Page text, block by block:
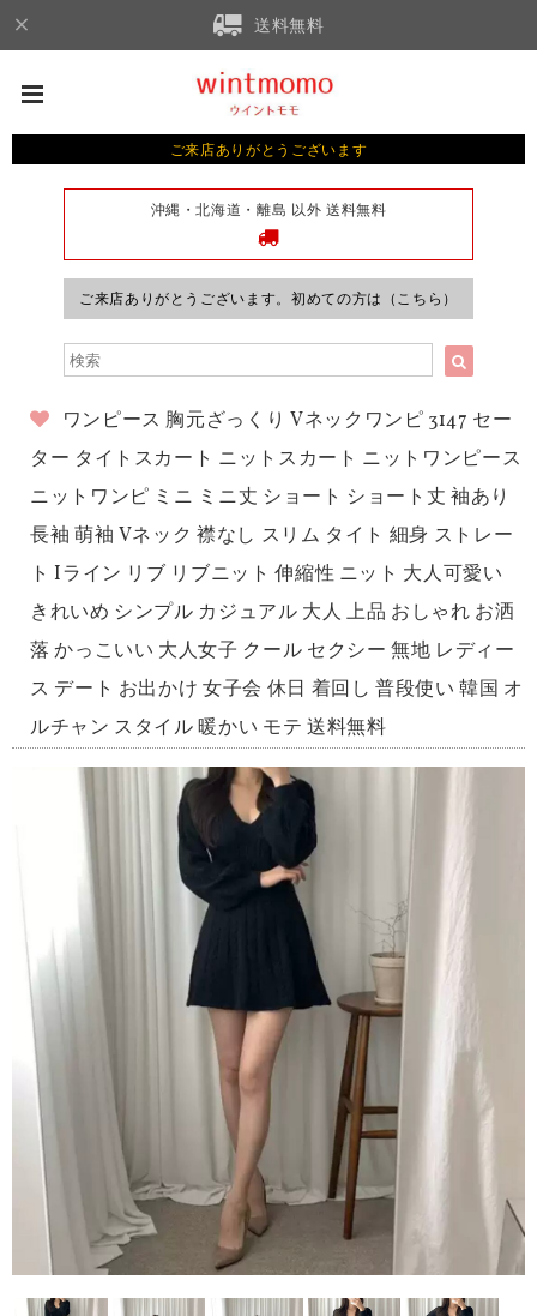
送料無料
ご来店ありがとうございます
沖縄・北海道・離島 以外 送料無料
ご来店ありがとうございます。初めての方は（こちら）
ワンピース 胸元ざっくり Vネックワンピ 3147 セー
ター タイトスカート ニットスカート ニットワンピース
ニットワンピ ミニ ミニ丈 ショート ショート丈 袖あり
長袖 萌袖 Vネック 襟なし スリム タイト 細身 ストレー
ト Iライン リブ リブニット 伸縮性 ニット 大人可愛い
きれいめ シンプル カジュアル 大人 上品 おしゃれ お洒
落 かっこいい 大人女子 クール セクシー 無地 レディー
ス デート お出かけ 女子会 休日 着回し 普段使い 韓国 オ
ルチャン スタイル 暖かい モテ 送料無料